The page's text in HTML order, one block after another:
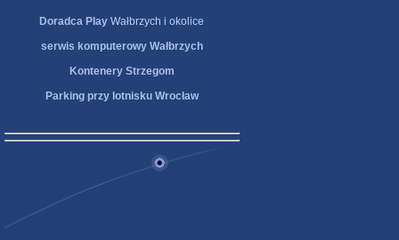
Doradca Play Wałbrzych i okolice
serwis komputerowy Wałbrzych
Kontenery Strzegom
Parking przy lotnisku Wrocław